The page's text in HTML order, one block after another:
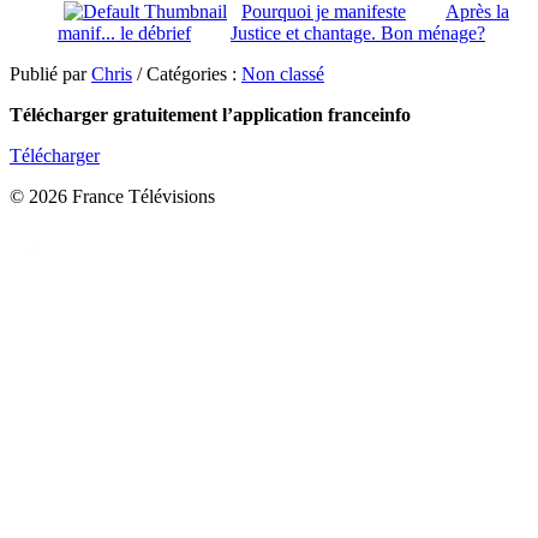
Pourquoi je manifeste
Après la
manif... le débrief
Justice et chantage. Bon ménage?
Publié parChris / Catégories : Non classé
Télécharger gratuitement l’application franceinfo
Télécharger
© 2026 France Télévisions